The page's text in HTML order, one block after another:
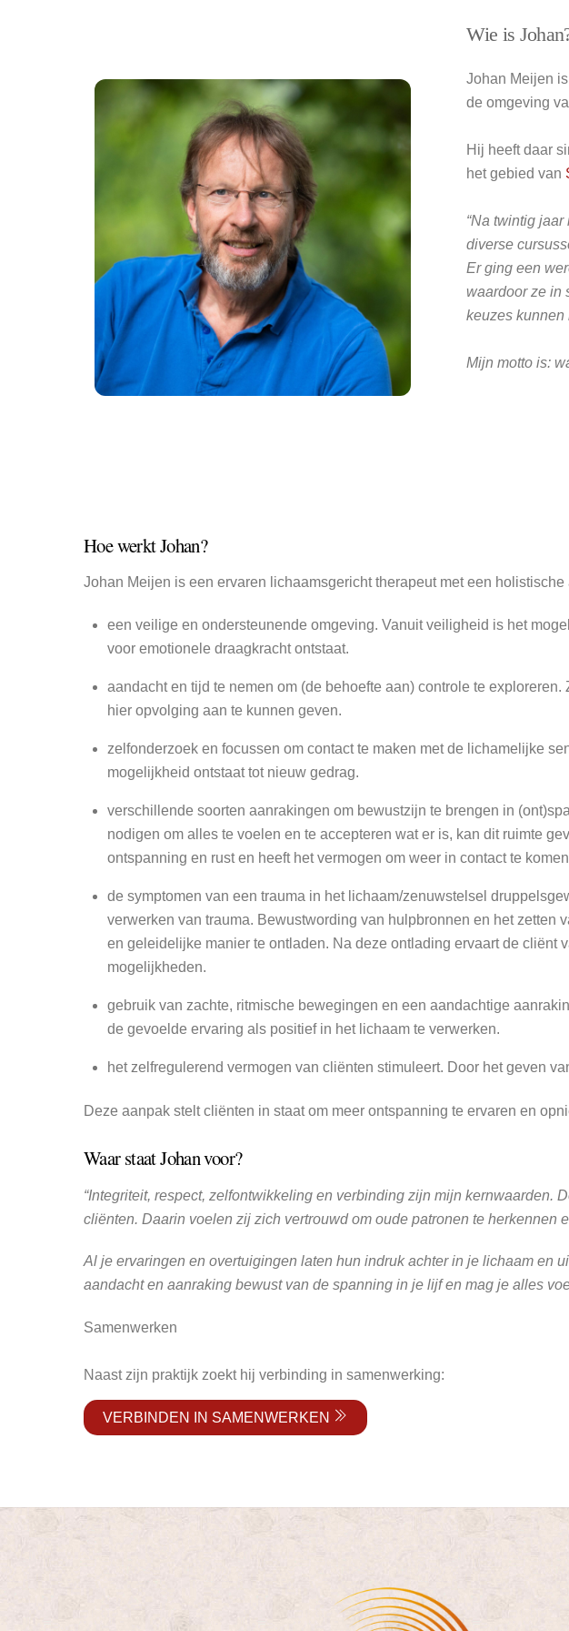
Wie is
Johan Meijen
de omgeving
Hij heeft daar
het gebied van
“Na twintig
diverse
Er ging een
waardoor ze in
keuzes kunnen
Mijn motto is:
Hoe werkt Johan?
Johan Meijen is een ervaren lichaamsgericht therapeut met een
een veilige en ondersteunende omgeving. Vanuit veiligheid is het
voor emotionele draagkracht ontstaat.
aandacht en tijd te nemen om (de behoefte aan) controle te
hier opvolging aan te kunnen geven.
zelfonderzoek en focussen om contact te maken met de lichamelijke
mogelijkheid ontstaat tot nieuw gedrag.
verschillende soorten aanrakingen om bewustzijn te brengen in
nodigen om alles te voelen en te accepteren wat er is, kan dit ruimte
ontspanning en rust en heeft het vermogen om weer in contact te
de symptomen van een trauma in het lichaam/zenuwstelsel
verwerken van trauma. Bewustwording van hulpbronnen en het
en geleidelijke manier te ontladen. Na deze ontlading ervaart de cliënt
mogelijkheden.
gebruik van zachte, ritmische bewegingen en een aandachtige
de gevoelde ervaring als positief in het lichaam te verwerken.
het zelfregulerend vermogen van cliënten stimuleert. Door het geven
Deze aanpak stelt cliënten in staat om meer ontspanning te ervaren en
Waar staat Johan voor?
“Integriteit, respect, zelfontwikkeling en verbinding zijn mijn
cliënten. Daarin voelen zij zich vertrouwd om oude patronen te herkennen
Al je ervaringen en overtuigingen laten hun indruk achter in je lichaam en
aandacht en aanraking bewust van de spanning in je lijf en mag je alles
Samenwerken
Naast zijn praktijk zoekt hij verbinding in samenwerking:
VERBINDEN IN SAMENWERKEN